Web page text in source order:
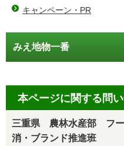
キャンペーン・PR
みえ地物一番
本ページに関する問
三重県 農林水産部 フ
消・ブランド推進班